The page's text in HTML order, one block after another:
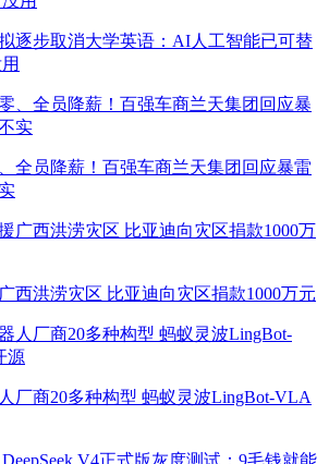
逐步取消大学英语：AI人工智能已可替
全员降薪！百强车商兰天集团回应暴雷
西洪涝灾区 比亚迪向灾区捐款1000万元
厂商20多种构型 蚂蚁灵波LingBot-VLA